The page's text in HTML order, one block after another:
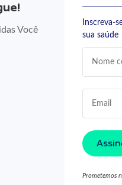
Você
Inscreva-
sua saúde
Prometemos